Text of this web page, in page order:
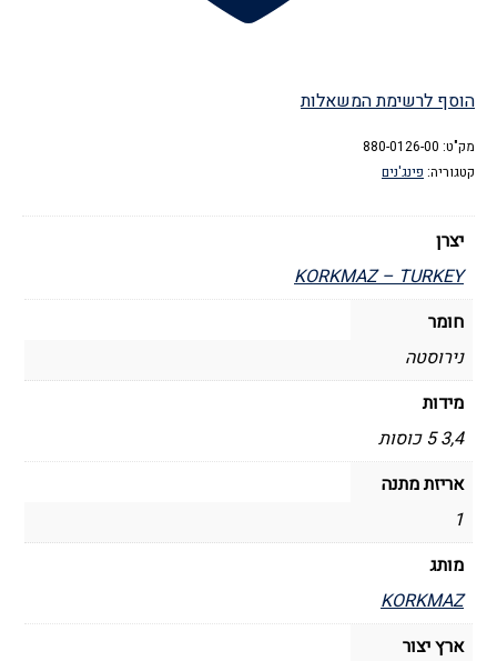
הוסף לרשימת המשאלות
מק"ט: 880-0126-00
קטגוריה: פינג'נים
יצרן
KORKMAZ – TURKEY
חומר
נירוסטה
מידות
3,4 5 כוסות
אריזת מתנה
1
מותג
KORKMAZ
ארץ יצור